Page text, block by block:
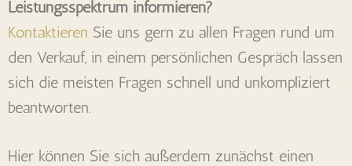
Leistungsspektrum informieren?
Kontaktieren Sie uns gern zu allen Fragen rund um
den Verkauf, in einem persönlichen Gespräch lassen
sich die meisten Fragen schnell und unkompliziert
beantworten.
Hier können Sie sich außerdem zunächst einen